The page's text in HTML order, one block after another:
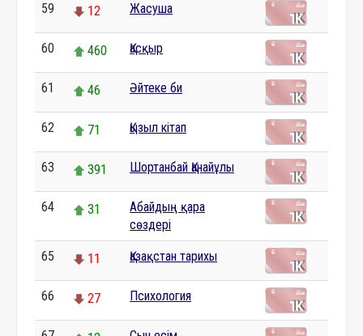
59 12 Жасуша
60 460 Қасқыр
61 46 Әйтеке би
62 71 Қызыл кітап
63 391 Шортанбай Қанайұлы
64 31
Абайдың қара
сөздері
65 11 Қазақстан тарихы
66 27 Психология